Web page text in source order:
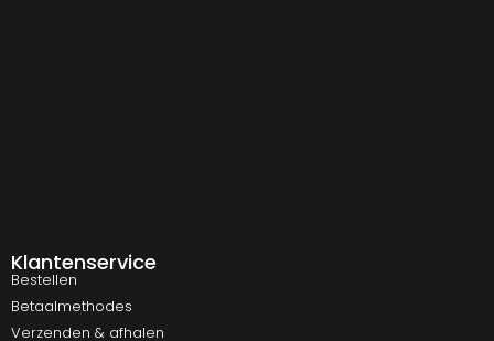
Klantenservice
Bestellen
Betaalmethodes
Verzenden & afhalen